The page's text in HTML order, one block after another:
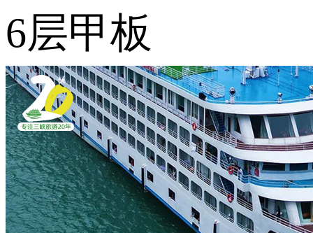
6层甲板